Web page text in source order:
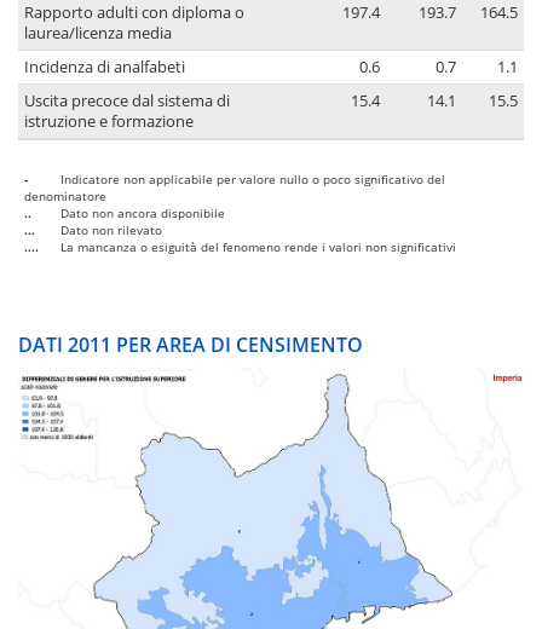
Rapporto adulti con diploma o
laurea/licenza media
197.4 193.7 164.5
Incidenza di analfabeti 0.6 0.7
1.1
Uscita precoce dal sistema di
istruzione e formazione
15.4 14.1 15.5
-
Indicatore non applicabile per valore nullo o poco significativo del
denominatore
..
Dato non ancora disponibile
...
Dato non rilevato
....
La mancanza o esiguità del fenomeno rende i valori non significativi
DATI 2011 PER AREA DI CENSIMENTO